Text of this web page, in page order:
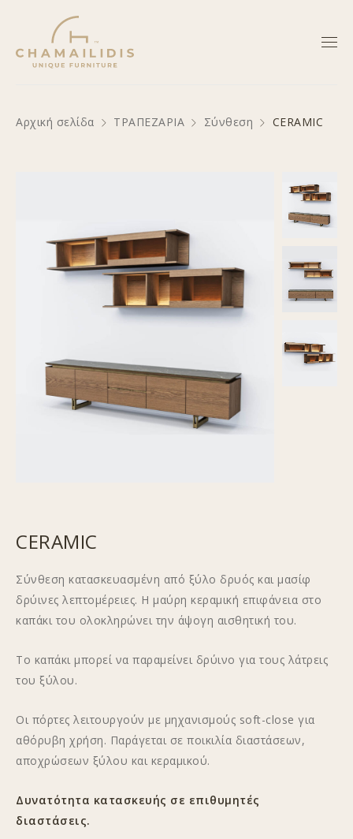
Αρχική σελίδα ΤΡΑΠΕΖΑΡΙΑ Σύνθεση CERAMIC
CERAMIC
Σύνθεση κατασκευασμένη από ξύλο δρυός και μασίφ
δρύινες λεπτομέρειες. Η μαύρη κεραμική επιφάνεια στο
καπάκι του ολοκληρώνει την άψογη αισθητική του.
Το καπάκι μπορεί να παραμείνει δρύινο για τους λάτρεις
του ξύλου.
Οι πόρτες λειτουργούν με μηχανισμούς soft-close για
αθόρυβη χρήση. Παράγεται σε ποικιλία διαστάσεων,
αποχρώσεων ξύλου και κεραμικού.
Δυνατότητα κατασκευής σε επιθυμητές
διαστάσεις.